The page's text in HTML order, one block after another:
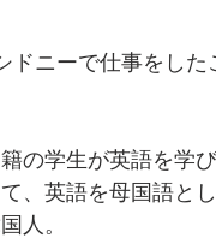
ドニーで仕事をした
の学生が英語を学
、英語を母国語と
人。